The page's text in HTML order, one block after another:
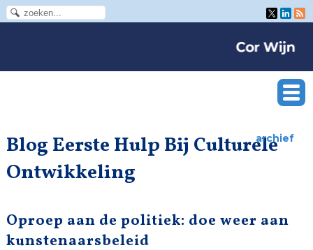
Blog Eerste Hulp Bij Culturele
Ontwikkeling
archief
Oproep aan de politiek: doe weer aan
kunstenaarsbeleid